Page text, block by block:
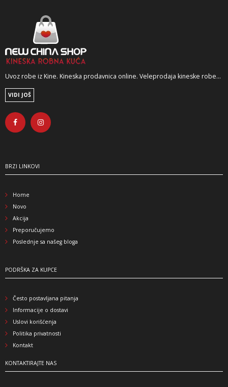
Uvoz robe iz Kine. Kineska prodavnica online. Veleprodaja kineske robe...
VIDI JOŠ
BRZI LINKOVI
Home
Novo
Akcija
Preporučujemo
Poslednje sa našeg bloga
PODRŠKA ZA KUPCE
Često postavljana pitanja
Informacije o dostavi
Uslovi korišćenja
Politika privatnosti
Kontakt
KONTAKTIRAJTE NAS